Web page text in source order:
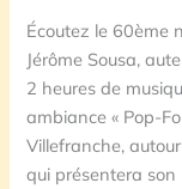
Écoutez le 60ème
Jérôme Sousa,
2 heures de
ambiance « Pop-
Villefranche,
qui présentera